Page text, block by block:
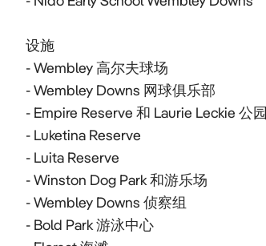
设施
- Wembley 高尔夫球场
- Wembley Downs 网球俱乐部
- Empire Reserve 和 Laurie Leckie 公园
- Luketina Reserve
- Luita Reserve
- Winston Dog Park 和游乐场
- Wembley Downs 侦察组
- Bold Park 游泳中心